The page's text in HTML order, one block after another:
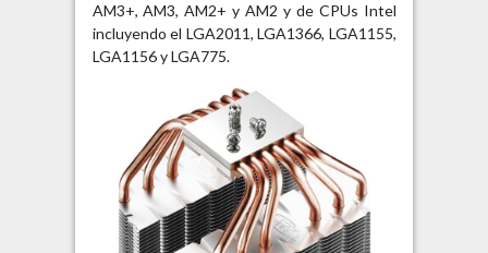
AM3+, AM3, AM2+ y AM2 y de CPUs Intel
incluyendo el LGA2011, LGA1366, LGA1155,
LGA1156 y LGA775.